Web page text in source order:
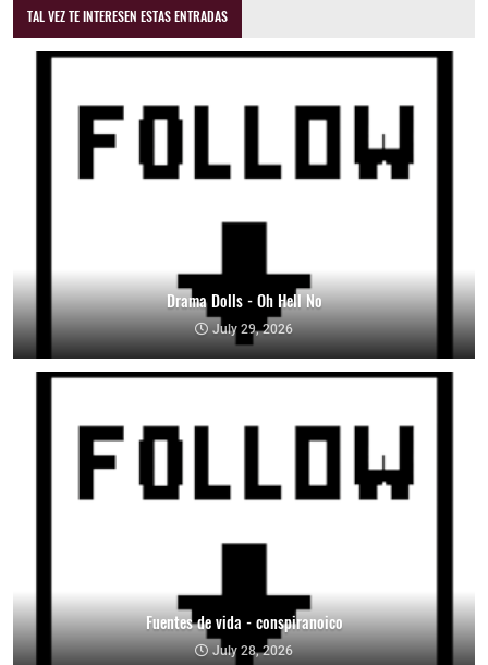
TAL VEZ TE INTERESEN ESTAS ENTRADAS
Drama Dolls - Oh Hell No
July 29, 2026
Fuentes de vida - conspiranoico
July 28, 2026